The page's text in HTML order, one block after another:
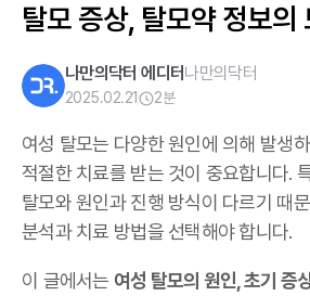
탈모 증상, 탈모약 정보의
나만의닥터 에디터나만의닥터
2025.02.21 2분
여성 탈모는 다양한 원인에 의해 발생
적절한 치료를 받는 것이 중요합니다.
탈모와 원인과 진행 방식이 다르기 때
분석과 치료 방법을 선택해야 합니다.
이 글에서는 여성 탈모의 원인, 초기 증